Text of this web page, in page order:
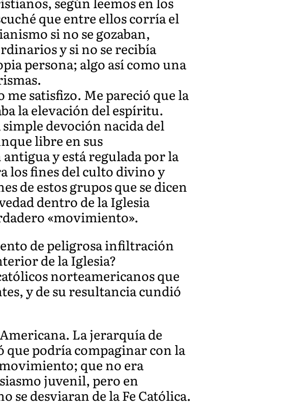
que entre ellos corría el
si no se gozaban,
y si no se recibía
persona; algo así como una
me satisfizo. Me pareció que la
la elevación del espíritu.
simple devoción nacida del
libre en sus
y está regulada por la
los fines del culto divino y
de estos grupos que se dicen
dentro de la Iglesia
«movimiento».
de peligrosa infiltración
de la Iglesia?
norteamericanos que
y de su resultancia cundió
La jerarquía de
que podría compaginar con la
que no era
juvenil, pero en
desviaran de la Fe Católica.